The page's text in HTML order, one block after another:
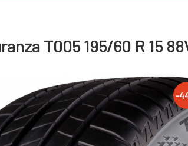
T005 195/60 R 15
-